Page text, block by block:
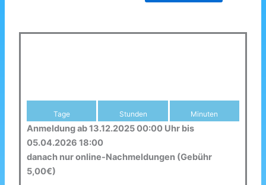
Tage Stunden Minuten
Anmeldung ab 13.12.2025 00:00 Uhr bis
05.04.2026 18:00
danach nur online-Nachmeldungen (Gebühr
5,00€)